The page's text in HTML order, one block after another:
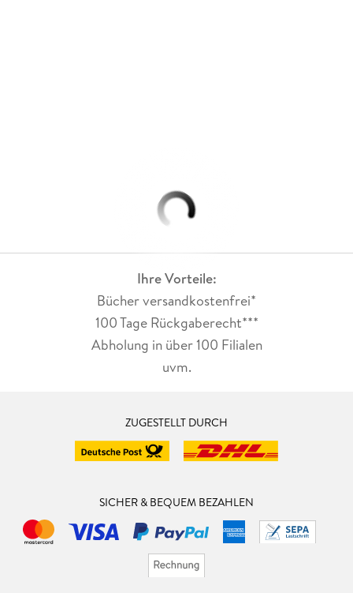
Ihre Vorteile:
Bücher versandkostenfrei*
100 Tage Rückgaberecht***
Abholung in über 100 Filialen
uvm.
ZUGESTELLT DURCH
SICHER & BEQUEM BEZAHLEN